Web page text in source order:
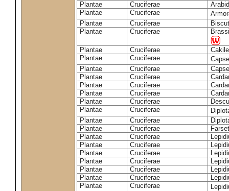
Plantae
Cruciferae
Plantae
Cruciferae
Plantae
Cruciferae
Plantae
Cruciferae
Plantae Cruciferae
Plantae
Cruciferae
Plantae
Cruciferae
Plantae
Cruciferae
Plantae
Cruciferae
Plantae
Cruciferae
Plantae
Cruciferae
Plantae
Cruciferae
Plantae
Cruciferae
Plantae
Cruciferae
Plantae
Cruciferae
Plantae
Cruciferae
Plantae
Cruciferae
Plantae
Cruciferae
Plantae
Cruciferae
Plantae
Cruciferae
Plantae
Cruciferae